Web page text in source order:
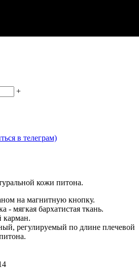
+
в телеграм)
кожи питона.
на магнитную кнопку.
- мягкая бархатистая ткань.
карман.
регулируемый по длине плечевой